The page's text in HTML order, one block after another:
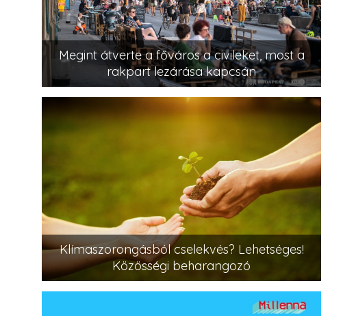
Megint átverte a főváros a civileket, most a
rakpart lezárása kapcsán
Klímaszorongásból cselekvés? Lehetséges!
Közösségi beharangozó